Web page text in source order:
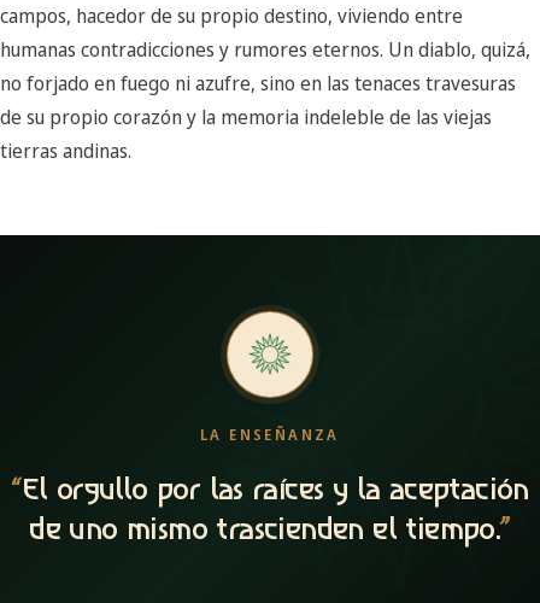
campos, hacedor de su propio destino, viviendo entre
humanas contradicciones y rumores eternos. Un diablo, quizá,
no forjado en fuego ni azufre, sino en las tenaces travesuras
de su propio corazón y la memoria indeleble de las viejas
tierras andinas.
LA ENSEÑANZA
“El orgullo por las raíces y la aceptación
de uno mismo trascienden el tiempo.”